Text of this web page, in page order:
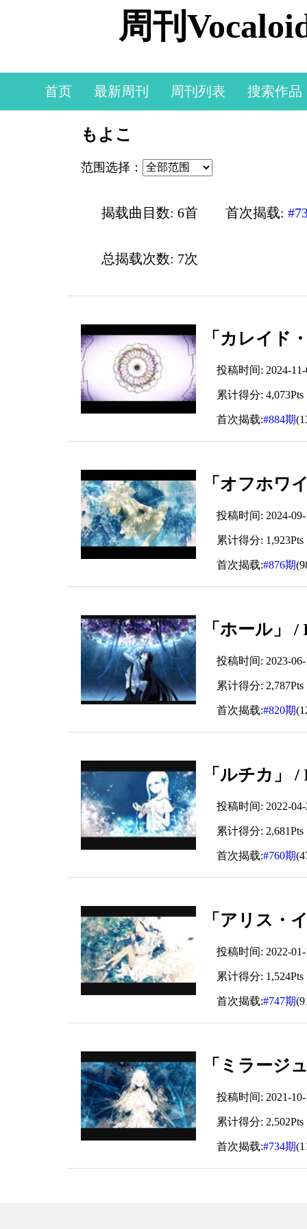
周刊
首页 最新周刊 周刊列表 搜索作品
もよこ
范围选择：
揭载曲目数: 6首 首次揭载:
总揭载次数: 7次
「カレイド
投稿时间: 2024-11-
累计得分: 4,073Pts
首次揭载:#884期
「オフホワ
投稿时间: 2024-09-
累计得分: 1,923Pts
首次揭载:#876期
「ホール」 /
投稿时间: 2023-06-
累计得分: 2,787Pts
首次揭载:#820期
「ルチカ」 /
投稿时间: 2022-04-
累计得分: 2,681Pts
首次揭载:#760期
「アリス・
投稿时间: 2022-01-
累计得分: 1,524Pts
首次揭载:#747期
「ミラージ
投稿时间: 2021-10-
累计得分: 2,502Pts
首次揭载:#734期